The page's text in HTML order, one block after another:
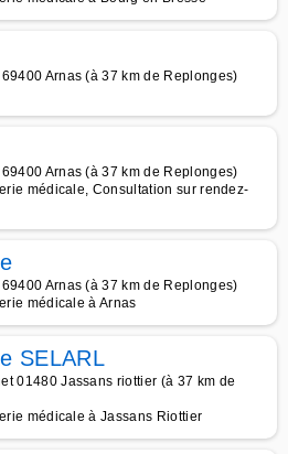
Arnas (à 37 km de Replonges)
Arnas (à 37 km de Replonges)
médicale, Consultation sur rendez-
Arnas (à 37 km de Replonges)
médicale à Arnas
SELARL
01480 Jassans riottier (à 37 km de
médicale à Jassans Riottier